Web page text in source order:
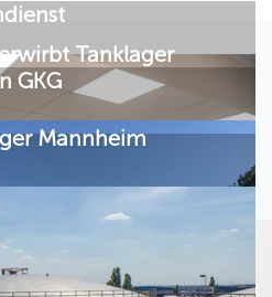
Tanklager
GKG
Mannheim